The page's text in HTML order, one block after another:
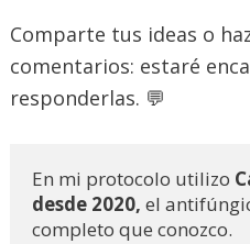
Comparte tus ideas o
comentarios: estaré
responderlas. 💬
En mi protocolo utilizo
desde 2020, el
completo que conozco.